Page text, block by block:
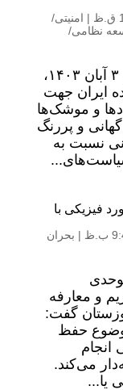
| امنیتی/
نظامی/
حسین عباسی، گروه سیاسی الف، ۳ آبان ۱۴۰۳،
ایران جهت
و موشک‌ها
و پررنگ
نسبت به
فیزیکی با
| بحران
و معارفه
گفت:
حفظ
می‌کند.
یا...